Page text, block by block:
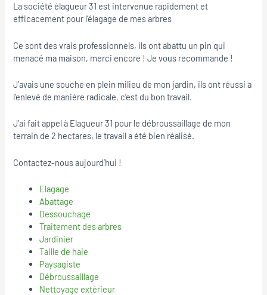
La société élagueur 31 est intervenue rapidement et
efficacement pour l’élagage de mes arbres
Ce sont des vrais professionnels, ils ont abattu un pin qui
menacé ma maison, merci encore ! Je vous recommande !
J’avais une souche en plein milieu de mon jardin, ils ont réussi a
l’enlevé de manière radicale, c’est du bon travail.
J’ai fait appel à Elagueur 31 pour le débroussaillage de mon
terrain de 2 hectares, le travail a été bien réalisé.
Contactez-nous aujourd’hui !
Elagage
Abattage
Dessouchage
Traitement des arbres
Jardinier
Taille de haie
Paysagiste
Débroussaillage
Nettoyage extérieur